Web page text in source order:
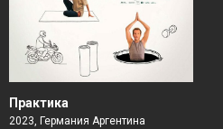
Практика
2023, Германия Аргентина